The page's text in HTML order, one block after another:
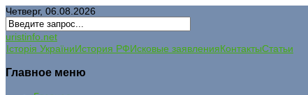
Четверг, 06.08.2026
uristinfo.net
Історія УкраїниИстория РФИсковые заявленияКонтактыСтатьи
Главное меню